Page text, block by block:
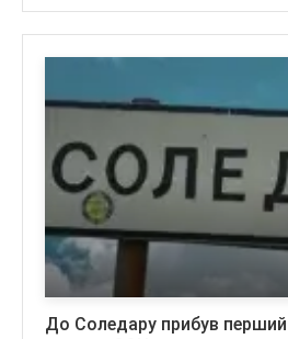
До Соледару прибув перший